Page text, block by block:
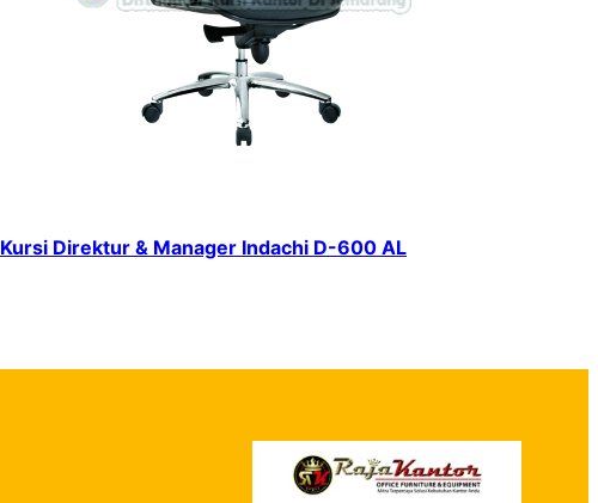
Kursi Direktur & Manager Indachi D-600 AL